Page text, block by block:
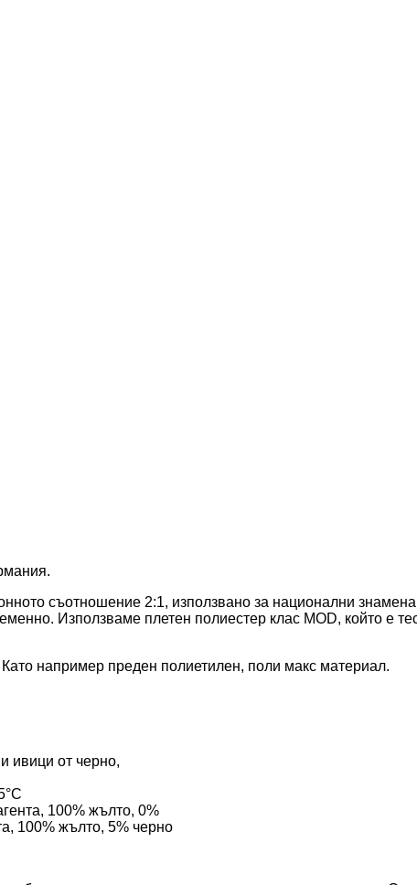
съотношение 2:1, използвано за национални
Използваме плетен полиестер клас MOD, който е
например преден полиетилен, поли макс материал.
ивици от черно,
100% жълто, 0%
100% жълто, 5% черно